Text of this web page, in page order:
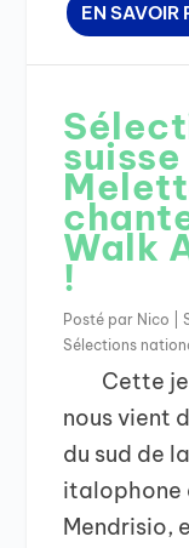
EN SAVOIR
Walk
!
Posté par Nico |
Sélections
Cette
nous vient
du sud de
italophone
Mendrisio,